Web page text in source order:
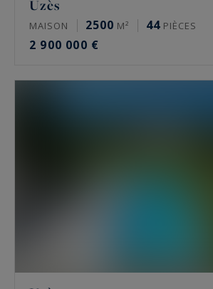
Uzès
MAISON 2500 M² 44 PIÈCES
2 900 000 €